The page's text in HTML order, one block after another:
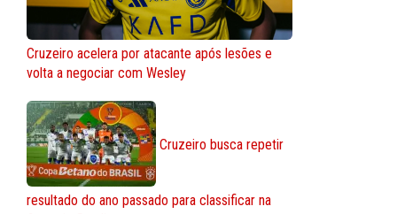
Cruzeiro acelera por atacante após lesões e
volta a negociar com Wesley
Cruzeiro busca repetir
resultado do ano passado para classificar na